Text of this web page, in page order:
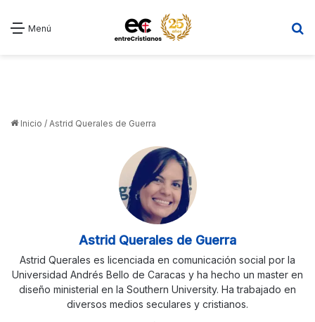
Menú
Inicio / Astrid Querales de Guerra
Astrid Querales de Guerra
Astrid Querales es licenciada en comunicación social por la
Universidad Andrés Bello de Caracas y ha hecho un master en
diseño ministerial en la Southern University. Ha trabajado en
diversos medios seculares y cristianos.